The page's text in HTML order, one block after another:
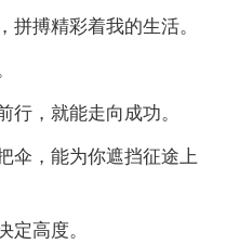
搏精彩着我的生活。
，就能走向成功。
，能为你遮挡征途上
高度。